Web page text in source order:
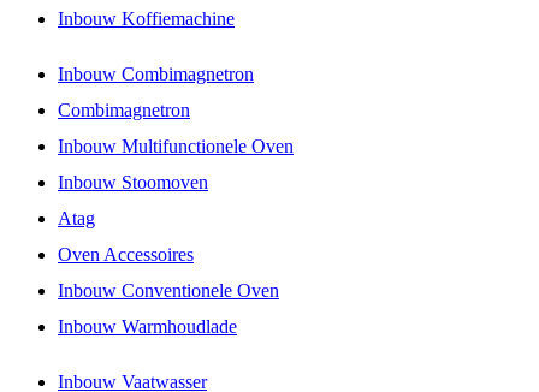
Inbouw Koffiemachine
Inbouw Combimagnetron
Combimagnetron
Inbouw Multifunctionele Oven
Inbouw Stoomoven
Atag
Oven Accessoires
Inbouw Conventionele Oven
Inbouw Warmhoudlade
Inbouw Vaatwasser